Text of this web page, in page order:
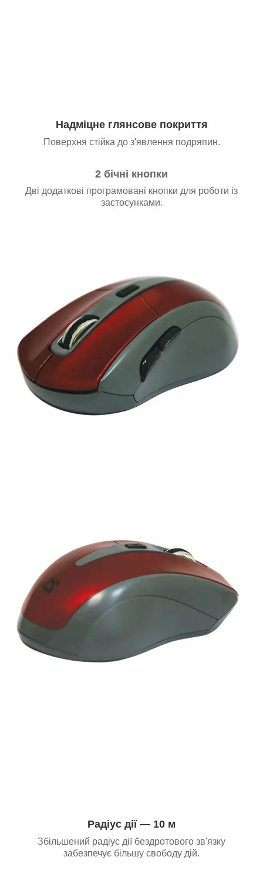
Надміцне глянсове покриття
Поверхня стійка до з'явлення подряпин.
2 бічні кнопки
Дві додаткові програмовані кнопки для роботи із
застосунками.
Радіус дії — 10 м
Збільшений радіус дії бездротового зв'язку
забезпечує більшу свободу дій.